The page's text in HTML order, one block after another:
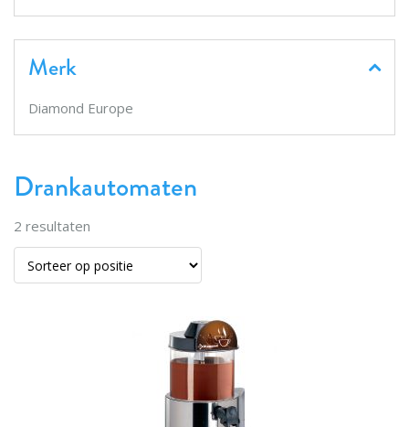
Drankautomaten
2 resultaten
Merk
Diamond Europe